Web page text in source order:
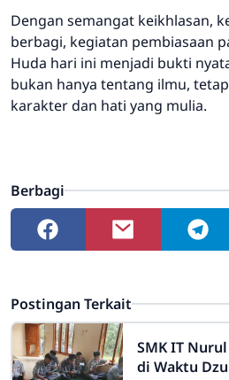
Dengan semangat keikhlasan,
berbagi, kegiatan pembiasaan
Huda hari ini menjadi bukti
bukan hanya tentang ilmu,
karakter dan hati yang mulia.
Berbagi
Postingan Terkait
SMK IT
di Waktu